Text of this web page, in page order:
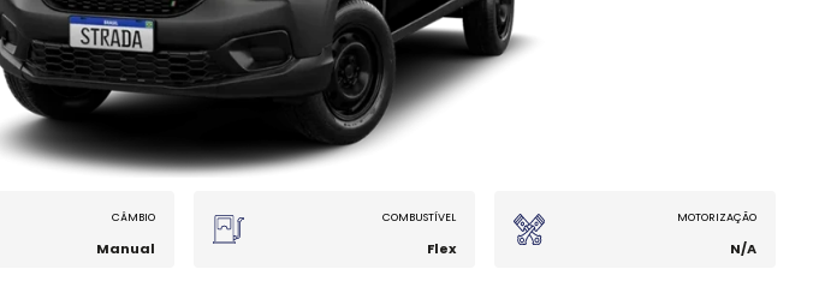
CÂMBIO
Manual
COMBUSTÍVEL
Flex
MOTORIZAÇÃO
N/A